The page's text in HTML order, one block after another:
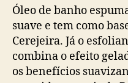
Óleo de banho
suave e tem como
Cerejeira. Já o
combina o efeito
os benefícios